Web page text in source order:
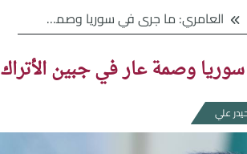
العامري: ما جرى في سوريا وصمة عار في جبين الأتراك
وصمة عار في جبين الأتراك
علي